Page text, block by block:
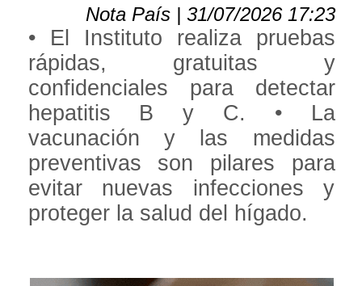
Nota País | 31/07/2026 17:23
• El Instituto realiza pruebas
rápidas, gratuitas y
confidenciales para detectar
hepatitis B y C. • La
vacunación y las medidas
preventivas son pilares para
evitar nuevas infecciones y
proteger la salud del hígado.